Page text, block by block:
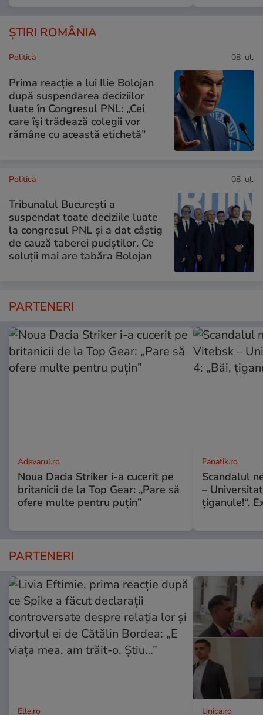
ȘTIRI ROMÂNIA
Politică 08 iul.
Prima reacție a lui Ilie Bolojan
după suspendarea deciziilor
luate în Congresul PNL: „Cei
care își trădează colegii vor
rămâne cu această etichetă”
Politică 08 iul.
Tribunalul București a
suspendat toate deciziile luate
la congresul PNL și a dat câștig
de cauză taberei puciștilor. Ce
soluții mai are tabăra Bolojan
PARTENERI
Adevarul.ro
Noua Dacia Striker i-a cucerit pe
britanicii de la Top Gear: „Pare să
ofere multe pentru puțin”
Fanatik.ro
Scandalul
–
țiganule!“.
PARTENERI
Elle.ro Unica.ro